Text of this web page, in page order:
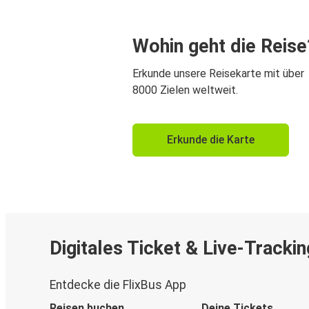
Wohin geht die
Erkunde unsere Reisekarte mit über
8000 Zielen weltweit.
Erkunde die Karte
Digitales Ticket & Live-
Entdecke die FlixBus App